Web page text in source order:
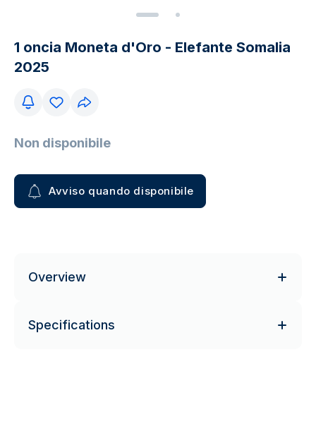
1 oncia Moneta d'Oro - Elefante Somalia
2025
Non disponibile
Avviso quando disponibile
Overview
Specifications